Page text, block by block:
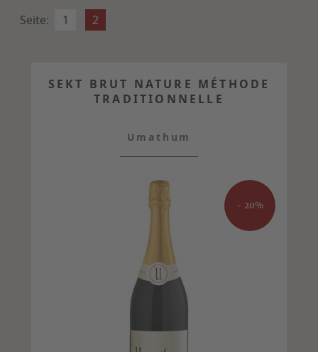
Seite: 1 2
- 20%
SEKT BRUT NATURE MÉTHODE
TRADITIONNELLE
Umathum